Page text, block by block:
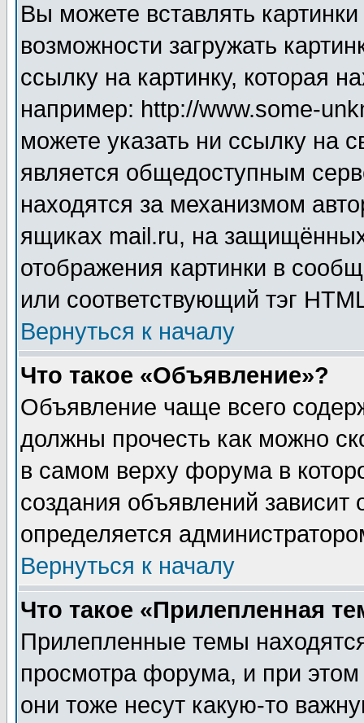
Вы можете вставлять
возможности загружать
ссылку на картинку, которая
например: http://www.some-
можете указать ни ссылку на
является общедоступным
находятся за механизмом
ящиках mail.ru, на
отображения картинки в
или соответствующий тэг
Вернуться к началу
Что такое «Объявление»?
Объявление чаще всего
должны прочесть как можно
в самом верху форума в
создания объявлений зависит
определяется
Вернуться к началу
Что такое «Прилепленная
Прилепленные темы
просмотра форума, и при
они тоже несут какую-то